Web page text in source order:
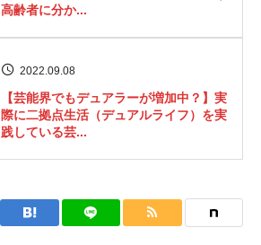
高齢者に分か...
2022.09.08
【芸能界でもデュアラーが増加中？】実
際に二拠点生活（デュアルライフ）を実
践している芸...